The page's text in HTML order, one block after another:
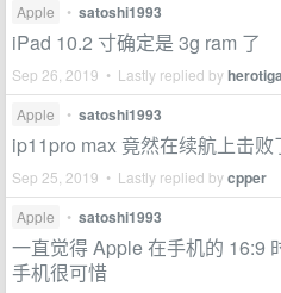
Apple • satoshi1993
iPad 10.2 寸确定是 3g ram 了
Sep 26, 2019 • Lastly replied byherotiga
Apple • satoshi1993
ip11pro max 竟然在续航上击败
Sep 25, 2019 • Lastly replied bycpper
Apple • satoshi1993
一直觉得 Apple 在手机的 16:9
手机很可惜